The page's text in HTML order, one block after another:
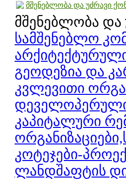
მშენებლობა და უძრავი
მშენებლობა და
სამშენებლო
გეოდეზია და
კვლევითი
დეველოპერული
კაპიტალური
კოტეჯები-
ლანდშაფტის